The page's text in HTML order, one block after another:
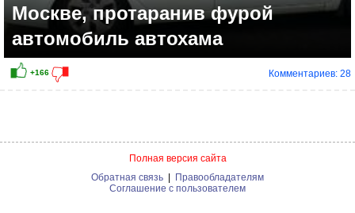
Москве, протаранив фурой
автомобиль автохама
Комментариев: 28
Полная версия сайта
Обратная связь
Правообладателям
Соглашение с пользователем